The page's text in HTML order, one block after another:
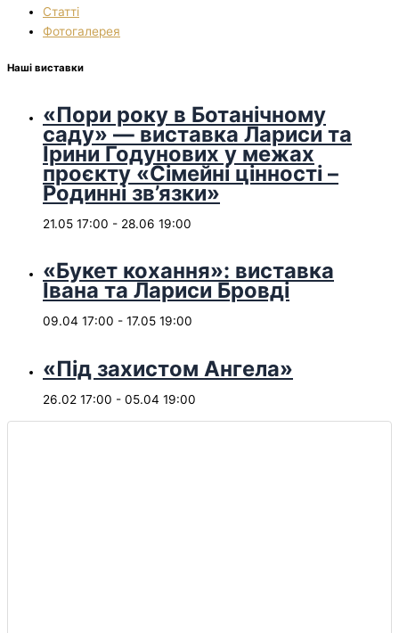
Статті
Фотогалерея
Наші виставки
«Пори року в Ботанічному
саду» — виставка Лариси та
Ірини Годунових у межах
проєкту «Сімейні цінності –
Родинні зв’язки»
21.05 17:00 - 28.06 19:00
«Букет кохання»: виставка
Івана та Лариси Бровді
09.04 17:00 - 17.05 19:00
«Під захистом Ангела»
26.02 17:00 - 05.04 19:00